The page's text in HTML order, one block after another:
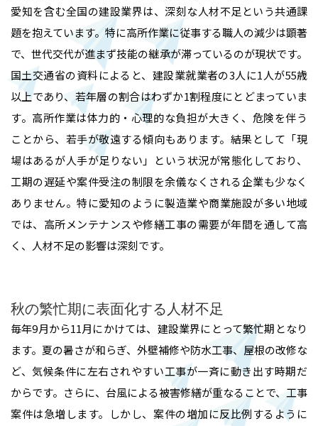
愛知を含む全国の建設業界は、深刻な人材不足という共通課
題を抱えています。特に高所作業に従事する職人の減少は顕著
で、世代交代が進まず技能の継承が滞っているのが現状です。
国土交通省の資料によると、建設業就業者の3人に1人が55歳
以上であり、若年層の割合はわずか1割程度にとどまっていま
す。高所作業は体力的・心理的な負担が大きく、危険を伴う
ことから、若手が敬遠する傾向もあります。結果として「現
場はあるが人手が足りない」という状況が常態化しており、
工期の遅延や案件受注の制限を余儀なくされる企業も少なく
ありません。特に愛知のように製造業や商業施設が多い地域
では、高所メンテナンスや修繕工事の需要が年間を通して高
く、人材不足の影響は深刻です。
秋の繁忙期に表面化する人材不足
毎年9月から11月にかけては、建設業界にとって繁忙期となり
ます。夏の暑さが和らぎ、外壁補修や防水工事、屋根の改修な
ど、気候条件に左右されやすい工事が一斉に動き出す時期だ
からです。さらに、台風による被害修繕が重なることで、工事
案件は急増します。しかし、案件の増加に反比例するように